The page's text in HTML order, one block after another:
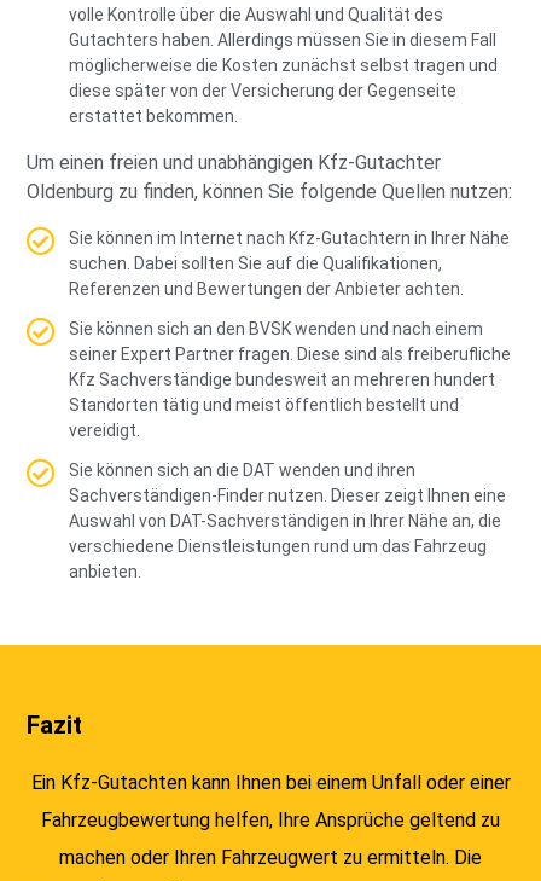
volle Kontrolle über die Auswahl und Qualität des
Gutachters haben. Allerdings müssen Sie in diesem Fall
möglicherweise die Kosten zunächst selbst tragen und
diese später von der Versicherung der Gegenseite
erstattet bekommen.
Um einen freien und unabhängigen Kfz-Gutachter
Oldenburg zu finden, können Sie folgende Quellen nutzen:
Sie können im Internet nach Kfz-Gutachtern in Ihrer Nähe
suchen. Dabei sollten Sie auf die Qualifikationen,
Referenzen und Bewertungen der Anbieter achten.
Sie können sich an den BVSK wenden und nach einem
seiner Expert Partner fragen. Diese sind als freiberufliche
Kfz Sachverständige bundesweit an mehreren hundert
Standorten tätig und meist öffentlich bestellt und
vereidigt.
Sie können sich an die DAT wenden und ihren
Sachverständigen-Finder nutzen. Dieser zeigt Ihnen eine
Auswahl von DAT-Sachverständigen in Ihrer Nähe an, die
verschiedene Dienstleistungen rund um das Fahrzeug
anbieten.
Fazit
Ein Kfz-Gutachten kann Ihnen bei einem Unfall oder einer
Fahrzeugbewertung helfen, Ihre Ansprüche geltend zu
machen oder Ihren Fahrzeugwert zu ermitteln. Die